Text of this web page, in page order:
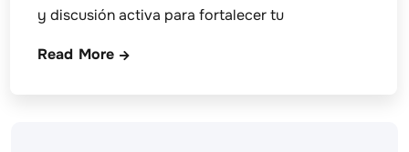
y discusión activa para fortalecer tu
Read More